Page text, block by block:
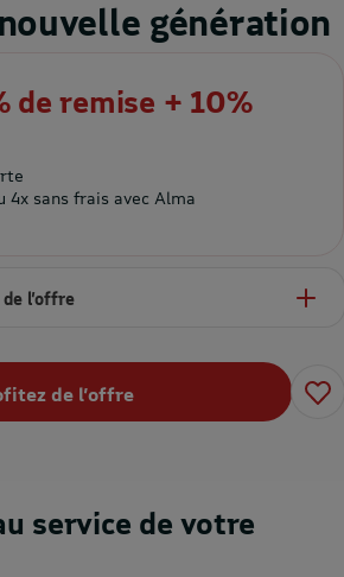
service de votre
génération
de remise + 10%
4x sans frais avec Alma
l’offre
de l’offre